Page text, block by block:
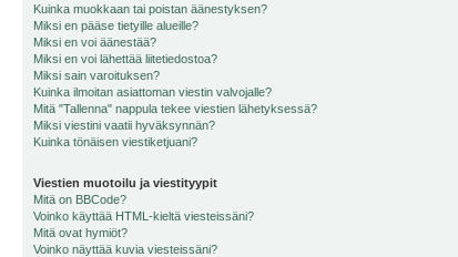
Kuinka muokkaan tai poistan äänestyksen?
Miksi en pääse tietyille alueille?
Miksi en voi äänestää?
Miksi en voi lähettää liitetiedostoa?
Miksi sain varoituksen?
Kuinka ilmoitan asiattoman viestin valvojalle?
Mitä "Tallenna" nappula tekee viestien lähetyksessä?
Miksi viestini vaatii hyväksynnän?
Kuinka tönäisen viestiketjuani?
Viestien muotoilu ja viestityypit
Mitä on BBCode?
Voinko käyttää HTML-kieltä viesteissäni?
Mitä ovat hymiöt?
Voinko näyttää kuvia viesteissäni?